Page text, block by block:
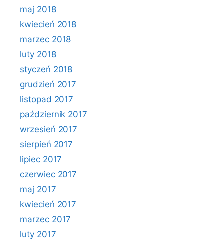
maj 2018
kwiecień 2018
marzec 2018
luty 2018
styczeń 2018
grudzień 2017
listopad 2017
październik 2017
wrzesień 2017
sierpień 2017
lipiec 2017
czerwiec 2017
maj 2017
kwiecień 2017
marzec 2017
luty 2017